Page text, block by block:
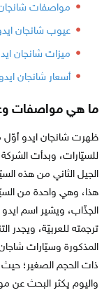
مواصفات شانجان
عيوب شانجان ايدو
ميزات شانجان ايدو
أسعار شانجان ايدو 2021
ما هي مواصفات
هذا، وهي واحدة من
الجذّاب، ويشير اسم ايدو
ترجمته للعربيّة، ويجدر
ذات الحجم الصغير؛